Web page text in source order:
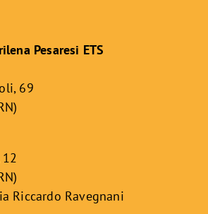
Pesaresi ETS
69
Riccardo Ravegnani